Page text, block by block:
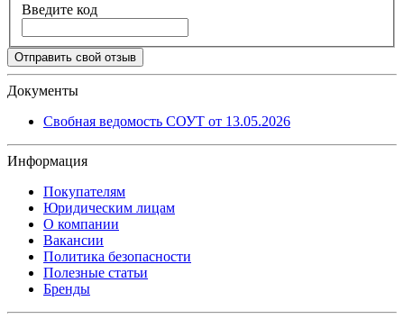
Введите код
Отправить свой отзыв
Документы
Свобная ведомость СОУТ от 13.05.2026
Информация
Покупателям
Юридическим лицам
О компании
Вакансии
Политика безопасности
Полезные статьи
Бренды